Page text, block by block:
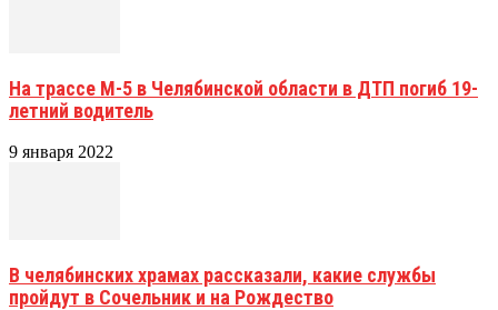
На трассе М-5 в Челябинской области в ДТП погиб 19-
летний водитель
9 января 2022
В челябинских храмах рассказали, какие службы
пройдут в Сочельник и на Рождество